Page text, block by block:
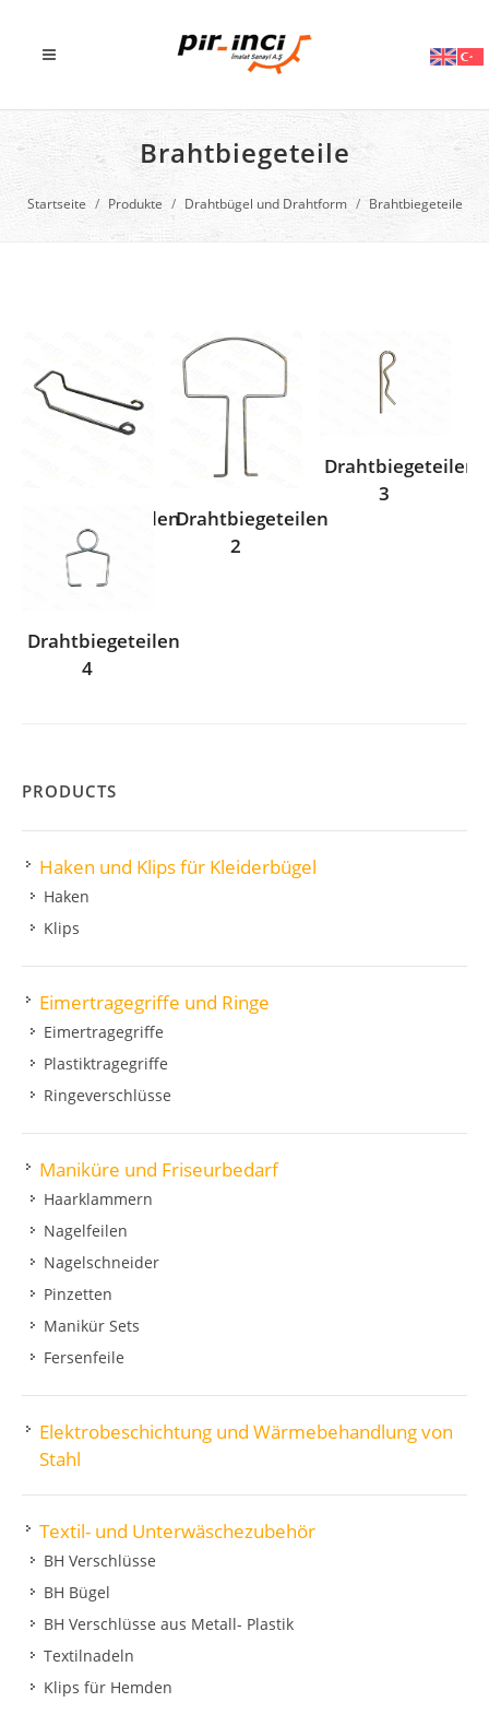
Brahtbiegeteile
Startseite Produkte Drahtbügel und Drahtform Brahtbiegeteile
Drahtbiegeteilen
1
Drahtbiegeteilen
2
Drahtbiegeteilen
3
Drahtbiegeteilen
4
PRODUCTS
Haken und Klips für Kleiderbügel
Haken
Klips
Eimertragegriffe und Ringe
Eimertragegriffe
Plastiktragegriffe
Ringeverschlüsse
Maniküre und Friseurbedarf
Haarklammern
Nagelfeilen
Nagelschneider
Pinzetten
Manikür Sets
Fersenfeile
Elektrobeschichtung und Wärmebehandlung von
Stahl
Textil- und Unterwäschezubehör
BH Verschlüsse
BH Bügel
BH Verschlüsse aus Metall- Plastik
Textilnadeln
Klips für Hemden